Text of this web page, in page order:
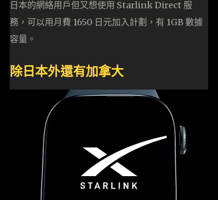
日本的網絡用戶但又想使用 Starlink Direct 服
務，可以用月費 1650 日元加入計劃，有 1GB 數據
容量。
除日本外還有加拿大